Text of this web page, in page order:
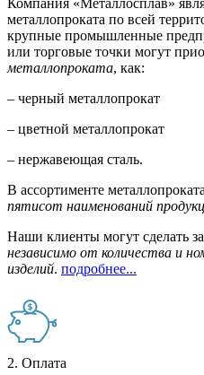
Компания «Металлосплав»
металлопроката по всей
крупные промышленные
или торговые точки могут
металлопроката, как:
– черный металлопрокат
– цветной металлопрокат
– нержавеющая сталь.
В ассортименте
пятисот наименований
Наши клиенты могут сделать
независимо от количества и
изделий. подробнее...
2. Оплата